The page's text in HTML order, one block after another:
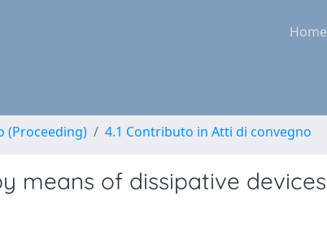
Home
(Proceeding) 4.1 Contributo in Atti di convegno
means of dissipative devices